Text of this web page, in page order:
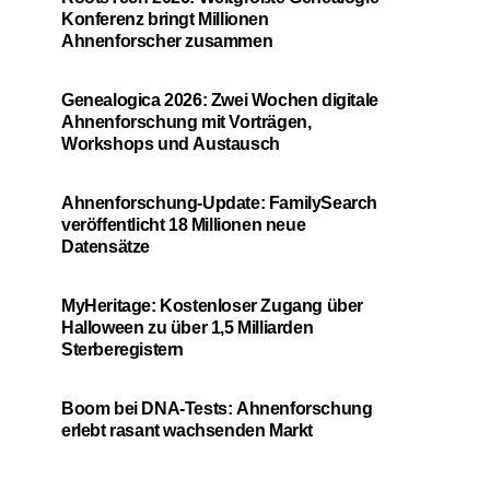
Konferenz bringt Millionen
Ahnenforscher zusammen
Genealogica 2026: Zwei Wochen digitale
Ahnenforschung mit Vorträgen,
Workshops und Austausch
Ahnenforschung-Update: FamilySearch
veröffentlicht 18 Millionen neue
Datensätze
MyHeritage: Kostenloser Zugang über
Halloween zu über 1,5 Milliarden
Sterberegistern
Boom bei DNA-Tests: Ahnenforschung
erlebt rasant wachsenden Markt